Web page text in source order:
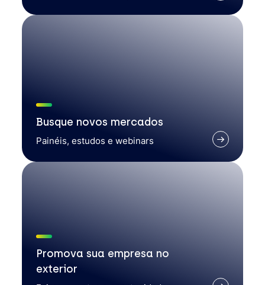
Busque novos mercados
Painéis, estudos e webinars
Promova sua empresa no
exterior